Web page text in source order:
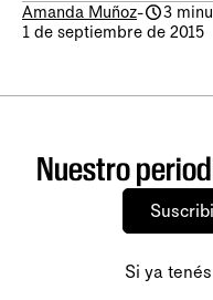
Amanda Muñoz-
3
1 de septiembre de 2015
Nuestro
Si ya